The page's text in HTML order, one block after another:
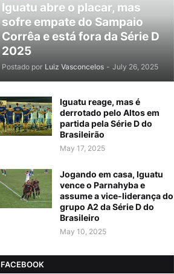
Iguatu abre o placar, mas
sofre empate do Sampaio
Corrêa e está fora da Série D
2025
Postado por Luiz Vasconcelos - July 26, 2025
Iguatu reage, mas é
derrotado pelo Altos em
partida pela Série D do
Brasileirão
May 17, 2025
Jogando em casa, Iguatu
vence o Parnahyba e
assume a vice-liderança do
grupo A2 da Série D do
Brasileiro
May 10, 2025
FACEBOOK